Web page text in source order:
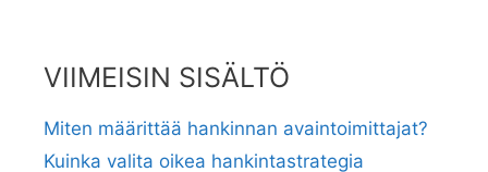
VIIMEISIN SISÄLTÖ
Miten määrittää hankinnan avaintoimittajat?
Kuinka valita oikea hankintastrategia